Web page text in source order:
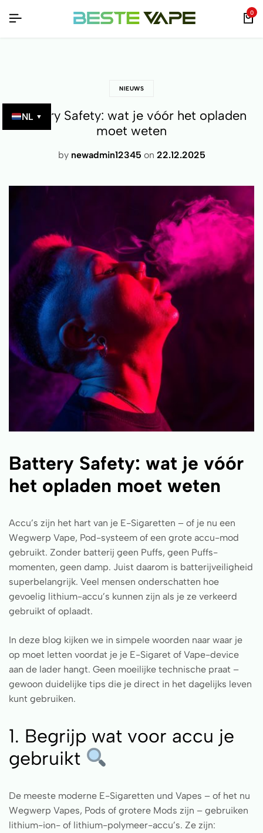
NL ▼
0
NIEUWS
Battery Safety: wat je vóór het opladen
moet weten
by newadmin12345 on 22.12.2025
Battery Safety: wat je vóór
het opladen moet weten
Accu’s zijn het hart van je E-Sigaretten – of je nu een
Wegwerp Vape, Pod-systeem of een grote accu-mod
gebruikt. Zonder batterij geen Puffs, geen Puffs-
momenten, geen damp. Juist daarom is batterijveiligheid
superbelangrijk. Veel mensen onderschatten hoe
gevoelig lithium-accu’s kunnen zijn als je ze verkeerd
gebruikt of oplaadt.
In deze blog kijken we in simpele woorden naar waar je
op moet letten voordat je je E-Sigaret of Vape-device
aan de lader hangt. Geen moeilijke technische praat –
gewoon duidelijke tips die je direct in het dagelijks leven
kunt gebruiken.
1. Begrijp wat voor accu je
gebruikt
De meeste moderne E-Sigaretten und Vapes – of het nu
Wegwerp Vapes, Pods of grotere Mods zijn – gebruiken
lithium-ion- of lithium-polymeer-accu’s. Ze zijn: